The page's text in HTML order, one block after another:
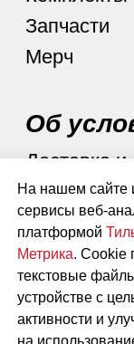
На нашем сайте
сервисы веб-
платформой
Метрика. Cookie
текстовые
устройстве с
активности и
на